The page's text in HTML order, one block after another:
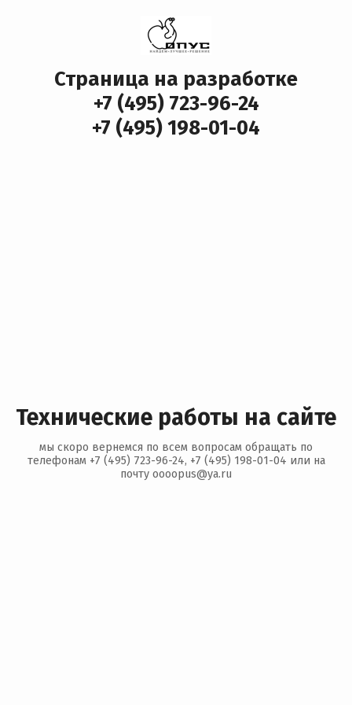
Страница на разработке
+7 (495) 723-96-24
+7 (495) 198-01-04
Технические работы на сайте
мы скоро вернемся по всем вопросам обращать по
телефонам +7 (495) 723-96-24, +7 (495) 198-01-04 или на
почту oooopus@ya.ru